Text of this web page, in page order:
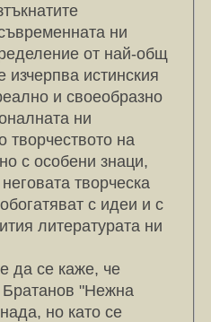
ни
от най-общ
изчерпва истинския
и своеобразно
ни
творчеството на
с особени знаци,
творческа
с идеи и с
литературата ни
да се каже, че
Братанов "Нежна
но като се